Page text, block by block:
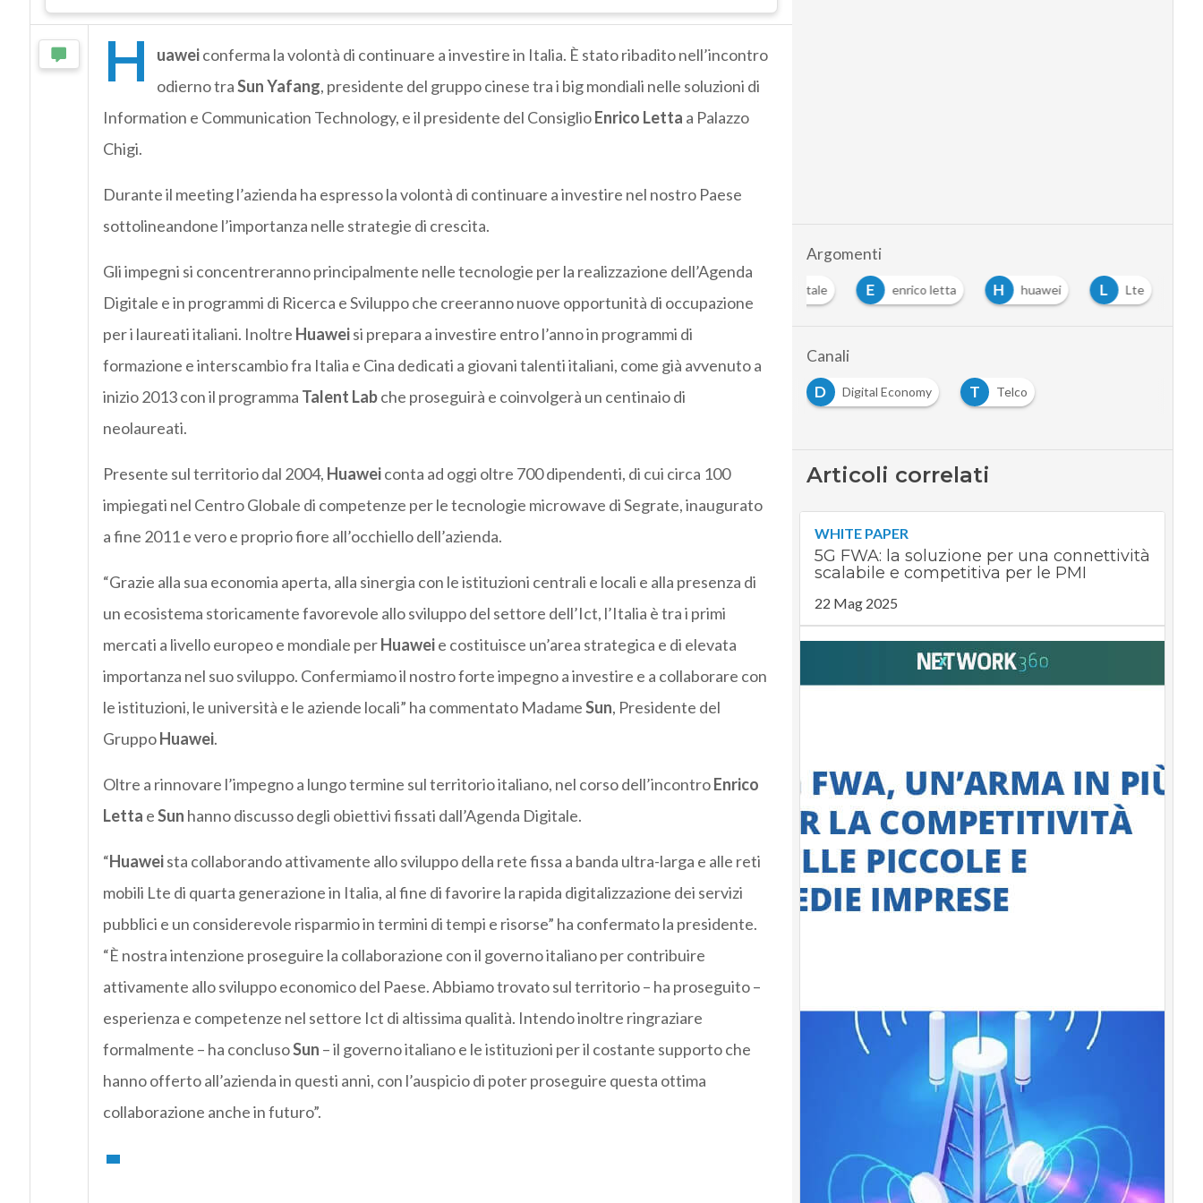
H uaweiconferma la volontà di continuare a investire in Italia. È stato ribadito nell’incontro
odierno traSun Yafang, presidente del gruppo cinese tra i big mondiali nelle soluzioni di
Information e Communication Technology, e il presidente del ConsiglioEnrico Letta a Palazzo
Chigi.
Durante il meeting l’azienda ha espresso la volontà di continuare a investire nel nostro Paese
sottolineandone l’importanza nelle strategie di crescita.
Gli impegni si concentreranno principalmente nelle tecnologie per la realizzazione dell’Agenda
Digitale e in programmi di Ricerca e Sviluppo che creeranno nuove opportunità di occupazione
per i laureati italiani. Inoltre Huaweisi prepara a investire entro l’anno in programmi di
formazione e interscambio fra Italia e Cina dedicati a giovani talenti italiani, come già avvenuto a
inizio 2013 con il programma Talent Labche proseguirà e coinvolgerà un centinaio di
neolaureati.
Presente sul territorio dal 2004, Huaweiconta ad oggi oltre 700 dipendenti, di cui circa 100
impiegati nel Centro Globale di competenze per le tecnologie microwave di Segrate, inaugurato
a fine 2011 e vero e proprio fiore all’occhiello dell’azienda.
“Grazie alla sua economia aperta, alla sinergia con le istituzioni centrali e locali e alla presenza di
un ecosistema storicamente favorevole allo sviluppo del settore dell’Ict, l’Italia è tra i primi
mercati a livello europeo e mondiale perHuaweie costituisce un’area strategica e di elevata
importanza nel suo sviluppo. Confermiamo il nostro forte impegno a investire e a collaborare con
le istituzioni, le università e le aziende locali” ha commentato MadameSun, Presidente del
GruppoHuawei.
Oltre a rinnovare l’impegno a lungo termine sul territorio italiano, nel corso dell’incontroEnrico
Letta eSun hanno discusso degli obiettivi fissati dall’Agenda Digitale.
“Huaweista collaborando attivamente allo sviluppo della rete fissa a banda ultra-larga e alle reti
mobili Lte di quarta generazione in Italia, al fine di favorire la rapida digitalizzazione dei servizi
pubblici e un considerevole risparmio in termini di tempi e risorse” ha confermato la presidente.
“È nostra intenzione proseguire la collaborazione con il governo italiano per contribuire
attivamente allo sviluppo economico del Paese. Abbiamo trovato sul territorio – ha proseguito –
esperienza e competenze nel settore Ict di altissima qualità. Intendo inoltre ringraziare
formalmente – ha conclusoSun – il governo italiano e le istituzioni per il costante supporto che
hanno offerto all’azienda in questi anni, con l’auspicio di poter proseguire questa ottima
collaborazione anche in futuro”.
Argomenti
agenda digitale E enrico letta H huawei L Lte
Canali
D
Digital Economy T Telco
Articoli correlati
WHITE PAPER
5G FWA: la soluzione per una connettività
scalabile e competitiva per le PMI
22 Mag 2025